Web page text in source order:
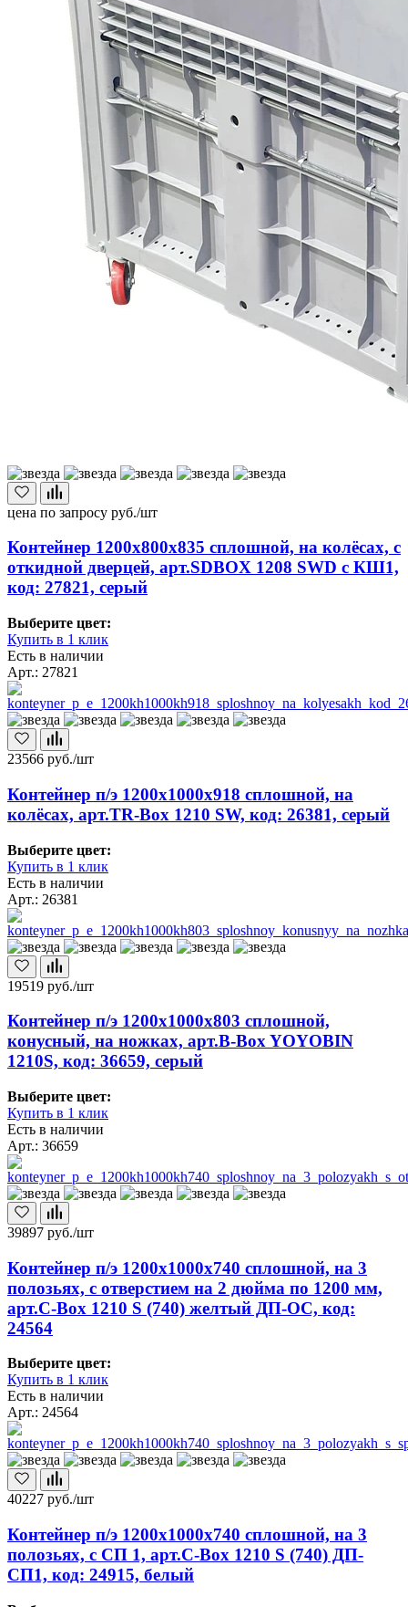
цена по запросу руб./шт
Контейнер 1200х800х835 сплошной, на колёсах, с
откидной дверцей, арт.SDBOX 1208 SWD с КШ1,
код: 27821, серый
Выберите цвет:
Купить в 1 клик
Есть в наличии
Арт.: 27821
23566 руб./шт
Контейнер п/э 1200х1000х918 сплошной, на
колёсах, арт.TR-Box 1210 SW, код: 26381, серый
Выберите цвет:
Купить в 1 клик
Есть в наличии
Арт.: 26381
19519 руб./шт
Контейнер п/э 1200х1000х803 сплошной,
конусный, на ножках, арт.B-Box YOYOBIN
1210S, код: 36659, серый
Выберите цвет:
Купить в 1 клик
Есть в наличии
Арт.: 36659
39897 руб./шт
Контейнер п/э 1200х1000х740 сплошной, на 3
полозьях, с отверстием на 2 дюйма по 1200 мм,
арт.C-Box 1210 S (740) желтый ДП-ОС, код:
24564
Выберите цвет:
Купить в 1 клик
Есть в наличии
Арт.: 24564
40227 руб./шт
Контейнер п/э 1200х1000х740 сплошной, на 3
полозьях, с СП 1, арт.C-Box 1210 S (740) ДП-
СП1, код: 24915, белый